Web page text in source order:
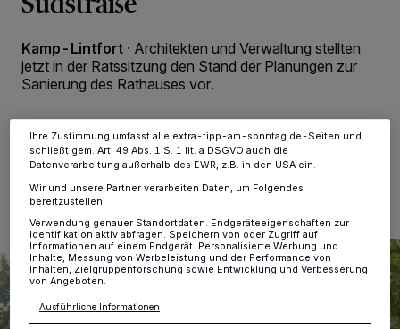
Kamp-Lintfort · Architekten und Verwaltung stellten
jetzt in der Ratssitzung den Stand der Planungen zur
Sanierung des Rathauses vor.
26.06.2023 , 11:33 Uhr Eine Minute Lesezeit
verarbeiten Daten, um Ihnen Dienste bereitzustellen“ aufgeführten
Anzeigen möglicherweise nicht mehr so relevant für Sie. Sie können
dieses Menü jederzeit wieder aufrufen, um Ihre Einstellungen zu
ändern oder Ihre Einwilligung zu widerrufen, indem Sie auf den Link
Einstellungen oder Ablehnen am unteren Rand der Webseite klicken.
Ihre Zustimmung umfasst alle extra-tipp-am-sonntag.de-Seiten und
schließt gem. Art. 49 Abs. 1 S. 1 lit. a DSGVO auch die
Datenverarbeitung außerhalb des EWR, z.B. in den USA ein.
Wir und unsere Partner verarbeiten Daten, um Folgendes
bereitzustellen:
Verwendung genauer Standortdaten. Endgeräteeigenschaften zur
Identifikation aktiv abfragen. Speichern von oder Zugriff auf
Informationen auf einem Endgerät. Personalisierte Werbung und
Inhalte, Messung von Werbeleistung und der Performance von
Inhalten, Zielgruppenforschung sowie Entwicklung und Verbesserung
von Angeboten.
Ausführliche Informationen